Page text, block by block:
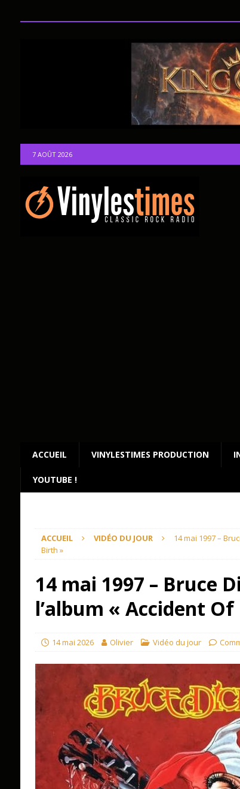
7 AOÛT 2026
ACCUEIL VINYLESTIMES PRODUCTION
YOUTUBE !
ACCUEIL VIDÉO DU JOUR
14 mai 1997 –
Birth »
14 mai 1997 – Bruce
l’album « Accident
14 mai 2026 Olivier Vidéo du jour